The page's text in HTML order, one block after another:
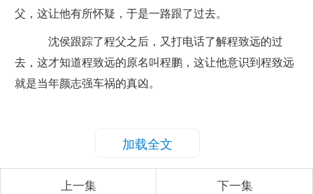
父，这让他有所怀疑，于是一路跟了过去。
沈侯跟踪了程父之后，又打电话了解程致远的过
去，这才知道程致远的原名叫程鹏，这让他意识到程致远
就是当年颜志强车祸的真凶。
加载全文
上一集 下一集